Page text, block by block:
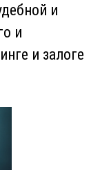
и
и
и залоге